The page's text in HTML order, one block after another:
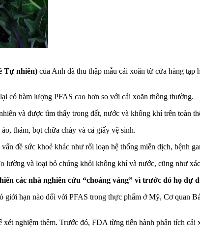
Tự nhiên) của Anh đã thu thập mẫu cải xoăn từ cửa hàng
có hàm lượng PFAS cao hơn so với cải xoăn thông thường.
và được tìm thấy trong đất, nước và không khí trên toàn
thảm, bọt chữa cháy và cả giấy vệ sinh.
đề sức khoẻ khác như rối loạn hệ thống miễn dịch, bệnh
lường và loại bỏ chúng khỏi không khí và nước, cũng như
các nhà nghiên cứu “choáng váng” vì trước đó họ dự
hạn nào đối với PFAS trong thực phẩm ở Mỹ, Cơ quan
nghiệm thêm. Trước đó, FDA từng tiến hành phân tích